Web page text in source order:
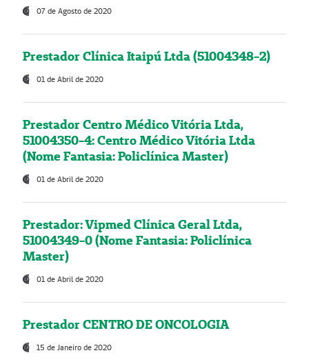
07 de Agosto de 2020
Prestador Clínica Itaipú Ltda (51004348-2)
01 de Abril de 2020
Prestador Centro Médico Vitória Ltda,
51004350-4: Centro Médico Vitória Ltda
(Nome Fantasia: Policlínica Master)
01 de Abril de 2020
Prestador: Vipmed Clínica Geral Ltda,
51004349-0 (Nome Fantasia: Policlínica
Master)
01 de Abril de 2020
Prestador CENTRO DE ONCOLOGIA
15 de Janeiro de 2020